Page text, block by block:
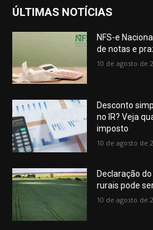
ÚLTIMAS NOTÍCIAS
NFS-e
de notas e
10 de agosto de
Desconto
no IR? Veja
imposto
10 de agosto de
Declaração
rurais pode
10 de agosto de